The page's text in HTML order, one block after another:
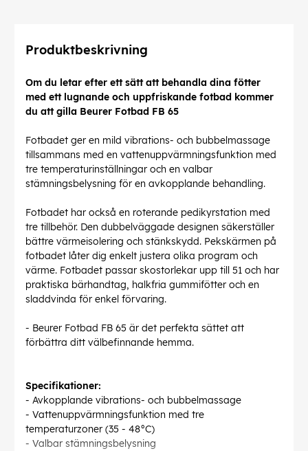
Produktbeskrivning
Om du letar efter ett sätt att behandla dina fötter
med ett lugnande och uppfriskande fotbad kommer
du att gilla Beurer Fotbad FB 65
Fotbadet ger en mild vibrations- och bubbelmassage
tillsammans med en vattenuppvärmningsfunktion med
tre temperaturinställningar och en valbar
stämningsbelysning för en avkopplande behandling.
Fotbadet har också en roterande pedikyrstation med
tre tillbehör. Den dubbelväggade designen säkerställer
bättre värmeisolering och stänkskydd. Pekskärmen på
fotbadet låter dig enkelt justera olika program och
värme. Fotbadet passar skostorlekar upp till 51 och har
praktiska bärhandtag, halkfria gummifötter och en
sladdvinda för enkel förvaring.
- Beurer Fotbad FB 65 är det perfekta sättet att
förbättra ditt välbefinnande hemma.
Specifikationer:
- Avkopplande vibrations- och bubbelmassage
- Vattenuppvärmningsfunktion med tre
temperaturzoner (35 - 48°C)
- Valbar stämningsbelysning